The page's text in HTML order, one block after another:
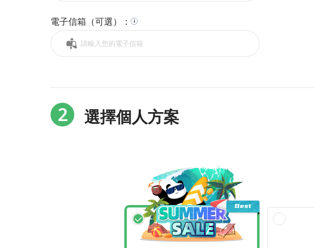
電子信箱（可選）： i
2 選擇個人方案